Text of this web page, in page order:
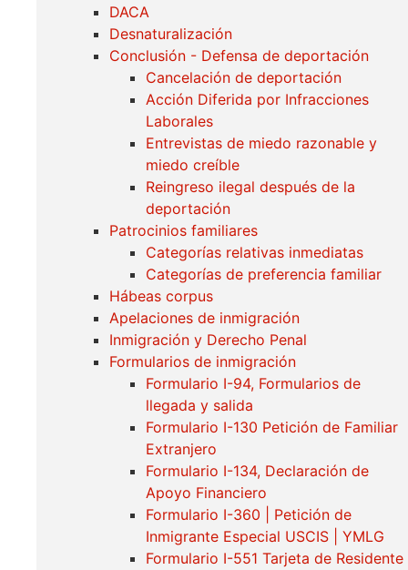
DACA
Desnaturalización
Conclusión - Defensa de deportación
Cancelación de deportación
Acción Diferida por Infracciones
Laborales
Entrevistas de miedo razonable y
miedo creíble
Reingreso ilegal después de la
deportación
Patrocinios familiares
Categorías relativas inmediatas
Categorías de preferencia familiar
Hábeas corpus
Apelaciones de inmigración
Inmigración y Derecho Penal
Formularios de inmigración
Formulario I-94, Formularios de
llegada y salida
Formulario I-130 Petición de Familiar
Extranjero
Formulario I-134, Declaración de
Apoyo Financiero
Formulario I-360 | Petición de
Inmigrante Especial USCIS | YMLG
Formulario I-551 Tarjeta de Residente